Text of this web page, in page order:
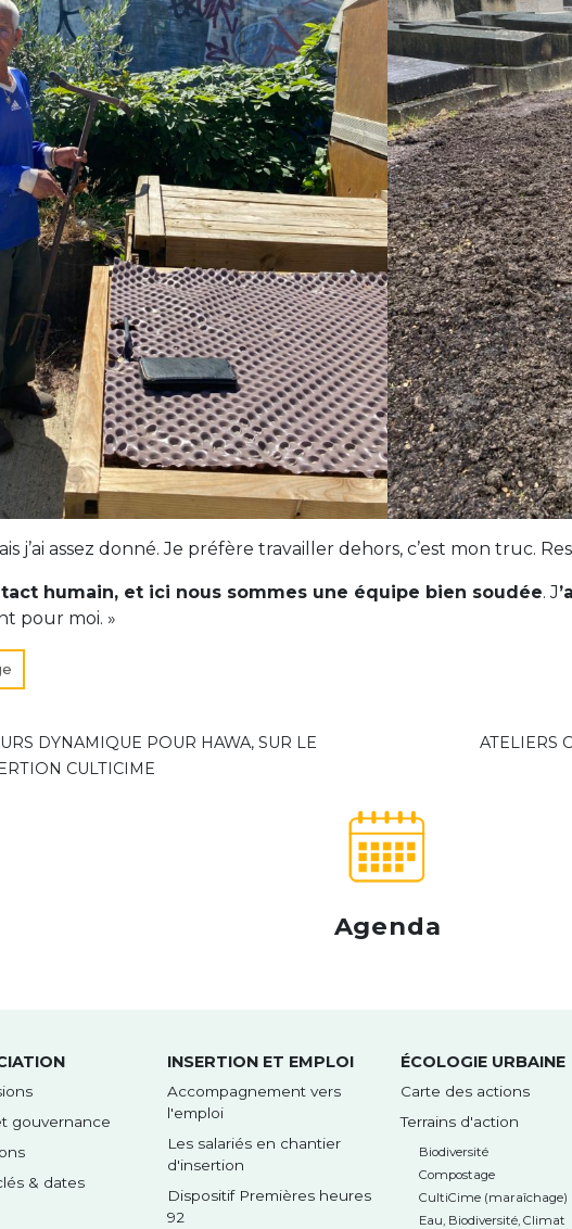
j’ai assez donné. Je préfère travailler dehors, c’est mon truc.
humain, et ici nous sommes une équipe bien soudée. J
pour moi. »
DYNAMIQUE POUR HAWA, SUR LE
CULTICIME
ATELIERS
Agenda
gouvernance
& dates
INSERTION ET EMPLOI
Accompagnement vers
l'emploi
Les salariés en chantier
d'insertion
Dispositif Premières heures
92
ÉCOLOGIE URBAINE
Carte des actions
Terrains d'action
Biodiversité
Compostage
CultiCime (maraîchage)
Eau, Biodiversité, Climat